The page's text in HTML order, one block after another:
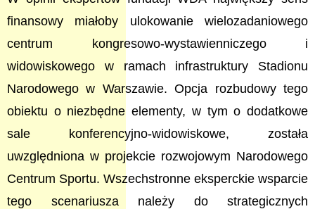
finansowy miałoby ulokowanie wielozadaniowego
centrum kongresowo-wystawienniczego i
widowiskowego w ramach infrastruktury Stadionu
Narodowego w Warszawie. Opcja rozbudowy tego
obiektu o niezbędne elementy, w tym o dodatkowe
sale konferencyjno-widowiskowe, została
uwzględniona w projekcie rozwojowym Narodowego
Centrum Sportu. Wszechstronne eksperckie wsparcie
tego scenariusza należy do strategicznych